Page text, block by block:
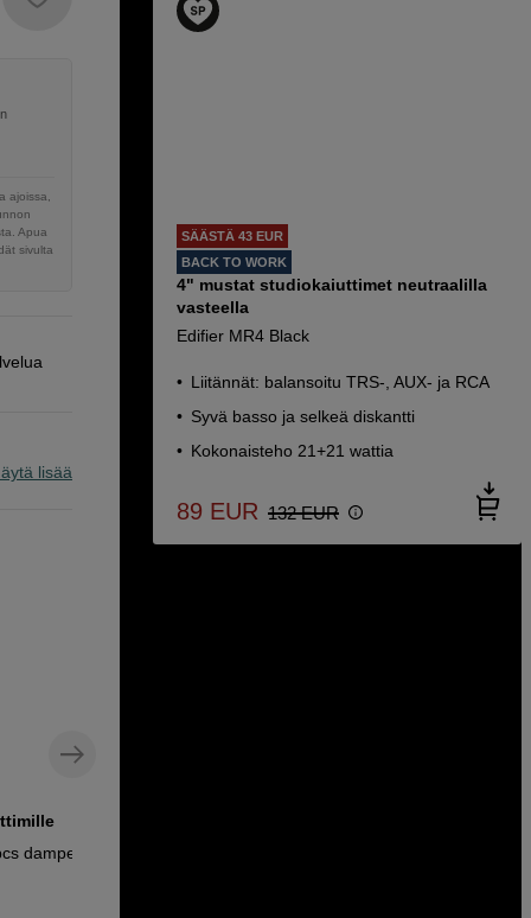
ajoissa,
Apua
sivulta
lisää
damper
SÄÄSTÄ 43 EUR
BACK TO WORK
4" mustat studiokaiuttimet neutraalilla
vasteella
Edifier MR4 Black
Liitännät: balansoitu TRS-, AUX- ja RCA
Syvä basso ja selkeä diskantti
Kokonaisteho 21+21 wattia
89 EUR 132 EUR